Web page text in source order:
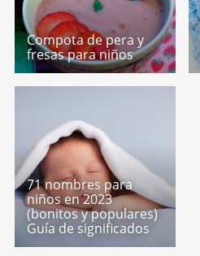
Compota de pera y
fresas para niños
71 nombres para
niños en 2023
(bonitos y populares)
Guía de significados